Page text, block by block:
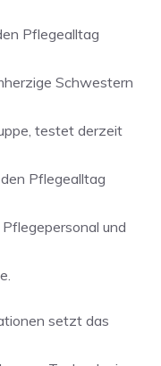
Pflegealltag
Schwestern
testet derzeit
Pflegealltag
und
setzt das